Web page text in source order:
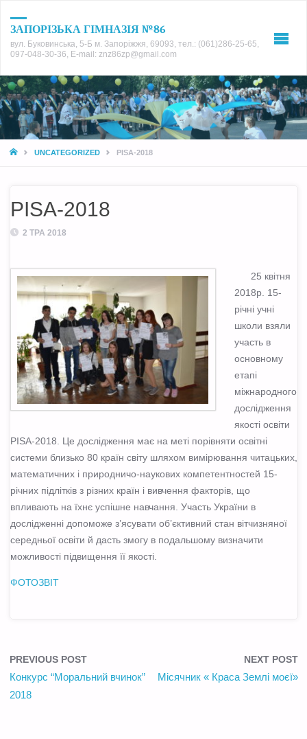
ЗАПОРІЗЬКА ГІМНАЗІЯ №86
вул. Буковинська, 5-Б м. Запоріжжя, 69093, тел.: (061)286-25-65,
097-048-30-36, E-mail: znz86zp@gmail.com
HOMEUNCATEGORIZED PISA-2018
PISA-2018
2 ТРА 2018
25 квітня
2018р. 15-
річні учні
школи взяли
участь в
основному
етапі
міжнародного
дослідження
якості освіти
PISA-2018. Це дослідження має на меті порівняти освітні
системи близько 80 країн світу шляхом вимірювання читацьких,
математичних і природничо-наукових компетентностей 15-
річних підлітків з різних країн і вивчення факторів, що
впливають на їхнє успішне навчання. Участь України в
дослідженні допоможе з’ясувати об’єктивний стан вітчизняної
середньої освіти й дасть змогу в подальшому визначити
можливості підвищення її якості.
ФОТОЗВІТ
PREVIOUS POST
Конкурс “Моральний вчинок”
2018
NEXT POST
Місячник « Краса Землі моєї»